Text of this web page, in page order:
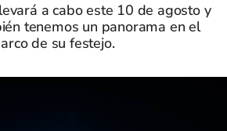
a cabo este 10 de agosto y
tenemos un panorama en el
de su festejo.